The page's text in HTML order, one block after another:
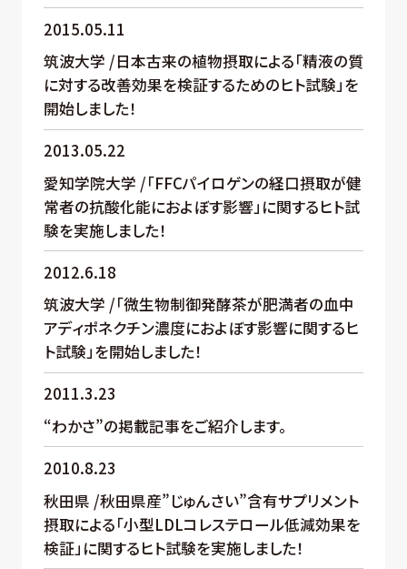
2015.05.11
筑波大学 /日本古来の植物摂取による「精液の質
に対する改善効果を検証するためのヒト試験」を
開始しました！
2013.05.22
愛知学院大学 /「FFCパイロゲンの経口摂取が健
常者の抗酸化能におよぼす影響」に関するヒト試
験を実施しました！
2012.6.18
筑波大学 /「微生物制御発酵茶が肥満者の血中
アディポネクチン濃度におよぼす影響に関するヒ
ト試験」を開始しました！
2011.3.23
“わかさ”の掲載記事をご紹介します。
2010.8.23
秋田県 /秋田県産”じゅんさい”含有サプリメント
摂取による「小型LDLコレステロール低減効果を
検証」に関するヒト試験を実施しました！